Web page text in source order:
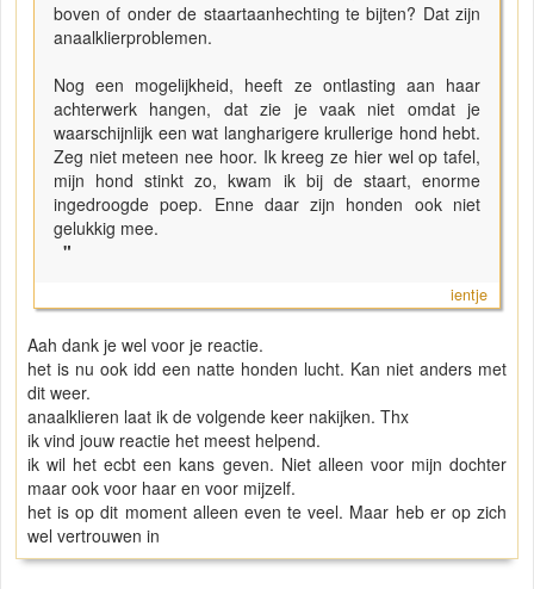
boven of onder de staartaanhechting te bijten? Dat zijn
anaalklierproblemen.
Nog een mogelijkheid, heeft ze ontlasting aan haar
achterwerk hangen, dat zie je vaak niet omdat je
waarschijnlijk een wat langharigere krullerige hond hebt.
Zeg niet meteen nee hoor. Ik kreeg ze hier wel op tafel,
mijn hond stinkt zo, kwam ik bij de staart, enorme
ingedroogde poep. Enne daar zijn honden ook niet
gelukkig mee.
"
ientje
Aah dank je wel voor je reactie.
het is nu ook idd een natte honden lucht. Kan niet anders met
dit weer.
anaalklieren laat ik de volgende keer nakijken. Thx
ik vind jouw reactie het meest helpend.
ik wil het ecbt een kans geven. Niet alleen voor mijn dochter
maar ook voor haar en voor mijzelf.
het is op dit moment alleen even te veel. Maar heb er op zich
wel vertrouwen in